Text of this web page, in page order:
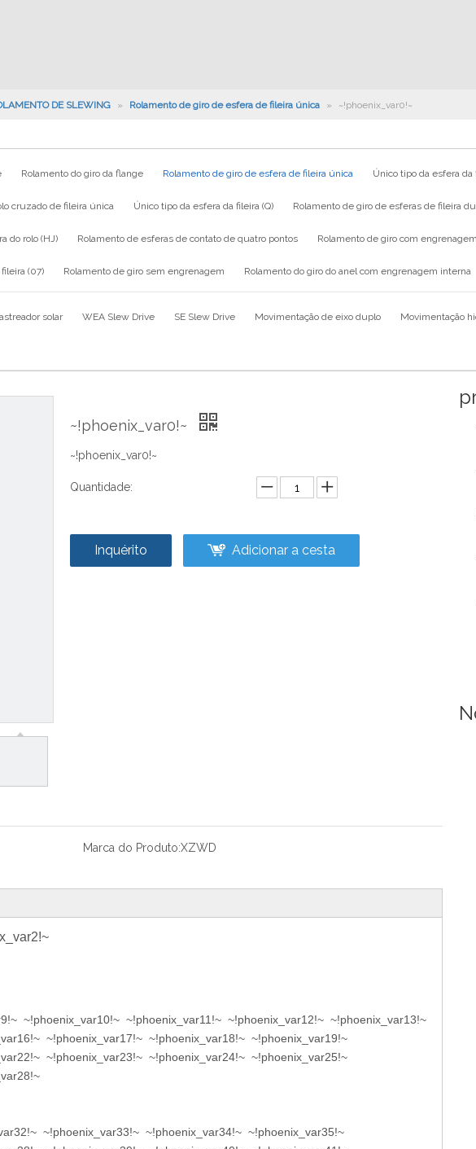
DE SLEWING » Rolamento de giro de esfera de fileira única » ~!phoenix_var0!~
Rolamento do giro da flange Rolamento de giro de esfera de fileira única Único tipo da esfera da
cruzado de fileira única Único tipo da esfera da fileira (Q) Rolamento de giro de esferas de fileira
do rolo (HJ) Rolamento de esferas de contato de quatro pontos Rolamento de giro com
(07) Rolamento de giro sem engrenagem Rolamento do giro do anel com engrenagem interna
solar WEA Slew Drive SE Slew Drive Movimentação de eixo duplo Movimentação
~!phoenix_var0!~
~!phoenix_var0!~
Quantidade:
Inquérito Adicionar a cesta
Marca do Produto:XZWD
~!phoenix_var10!~ ~!phoenix_var11!~ ~!phoenix_var12!~ ~!phoenix_var13!~
~!phoenix_var17!~ ~!phoenix_var18!~ ~!phoenix_var19!~
~!phoenix_var23!~ ~!phoenix_var24!~ ~!phoenix_var25!~
~!phoenix_var33!~ ~!phoenix_var34!~ ~!phoenix_var35!~